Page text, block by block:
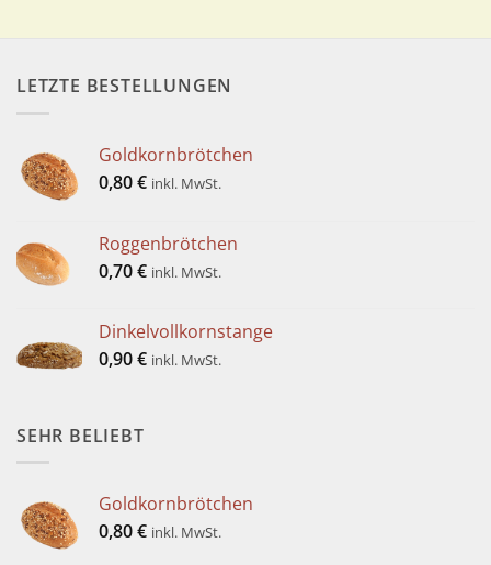
LETZTE BESTELLUNGEN
Goldkornbrötchen
0,80€ inkl. MwSt.
Roggenbrötchen
0,70€ inkl. MwSt.
Dinkelvollkornstange
0,90€ inkl. MwSt.
SEHR BELIEBT
Goldkornbrötchen
0,80€ inkl. MwSt.